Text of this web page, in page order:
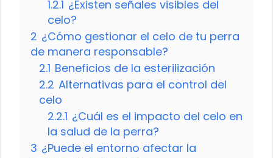
1.2.1 ¿Existen señales visibles del
celo?
2 ¿Cómo gestionar el celo de tu perra
de manera responsable?
2.1 Beneficios de la esterilización
2.2 Alternativas para el control del
celo
2.2.1 ¿Cuál es el impacto del celo en
la salud de la perra?
3 ¿Puede el entorno afectar la